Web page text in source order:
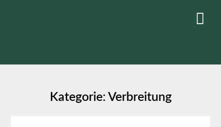
Kategorie: Verbreitung